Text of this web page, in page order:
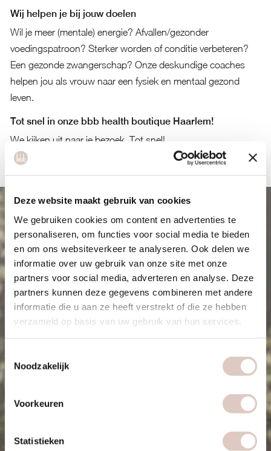
Deze website maakt gebruik van cookies
We gebruiken cookies om content en advertenties te
personaliseren, om functies voor social media te bieden
en om ons websiteverkeer te analyseren. Ook delen we
informatie over uw gebruik van onze site met onze
partners voor social media, adverteren en analyse. Deze
partners kunnen deze gegevens combineren met andere
informatie die u aan ze heeft verstrekt of die ze hebben
verzameld op basis van uw gebruik van hun services.
Noodzakelijk
Voorkeuren
Statistieken
Wij helpen je bij jouw doelen
Wil je meer (mentale) energie? Afvallen/gezonder
voedingspatroon? Sterker worden of conditie verbeteren?
Een gezonde zwangerschap? Onze deskundige coaches
helpen jou als vrouw naar een fysiek en mentaal gezond
leven.
Tot snel in onze bbb health boutique Haarlem!
We kijken uit naar je bezoek. Tot snel!